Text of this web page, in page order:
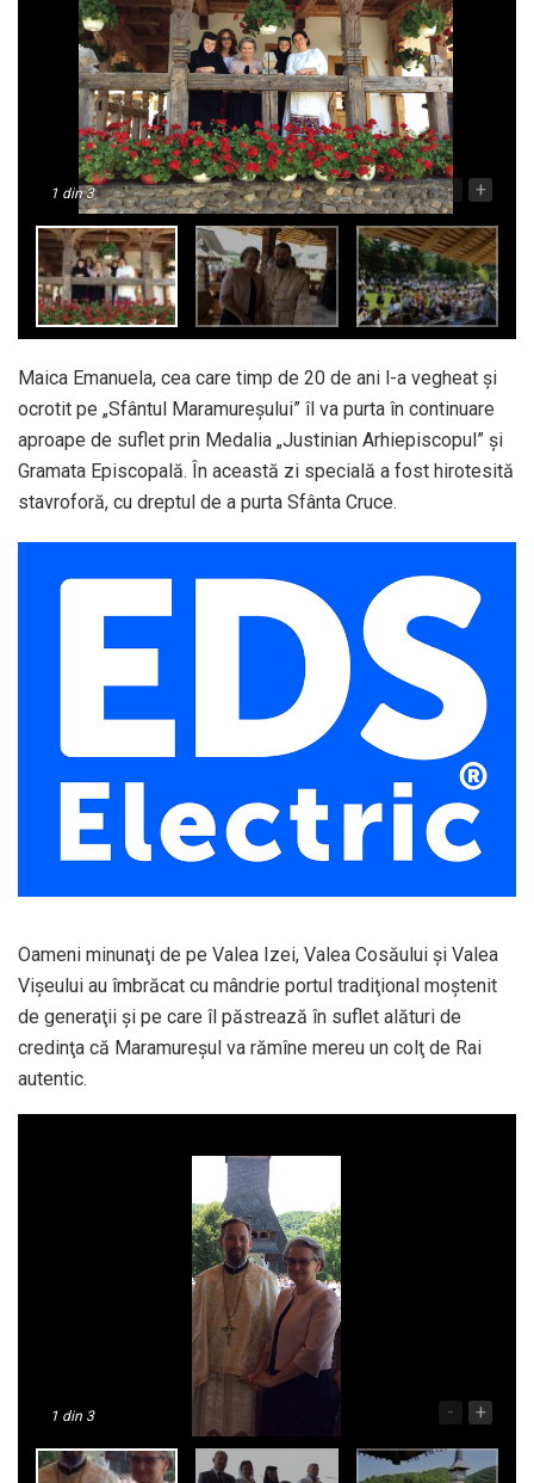
1 din 3 - +
Maica Emanuela, cea care timp de 20 de ani l-a vegheat şi
ocrotit pe „Sfântul Maramureşului” îl va purta în continuare
aproape de suflet prin Medalia „Justinian Arhiepiscopul” şi
Gramata Episcopală. În această zi specială a fost hirotesită
stavroforă, cu dreptul de a purta Sfânta Cruce.
Oameni minunaţi de pe Valea Izei, Valea Cosăului şi Valea
Vişeului au îmbrăcat cu mândrie portul tradiţional moştenit
de generaţii şi pe care îl păstrează în suflet alături de
credinţa că Maramureşul va rămîne mereu un colţ de Rai
autentic.
1 din 3 - +